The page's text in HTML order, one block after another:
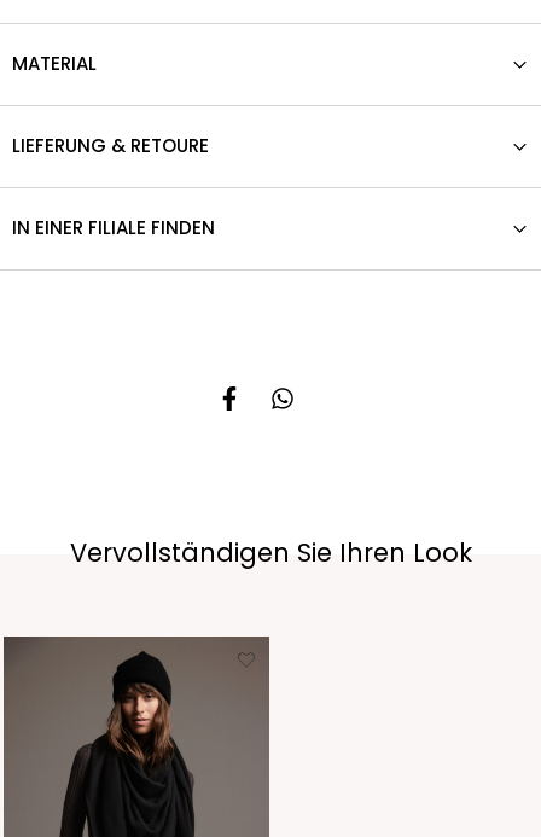
MATERIAL
LIEFERUNG & RETOURE
IN EINER FILIALE FINDEN
Vervollständigen Sie Ihren Look